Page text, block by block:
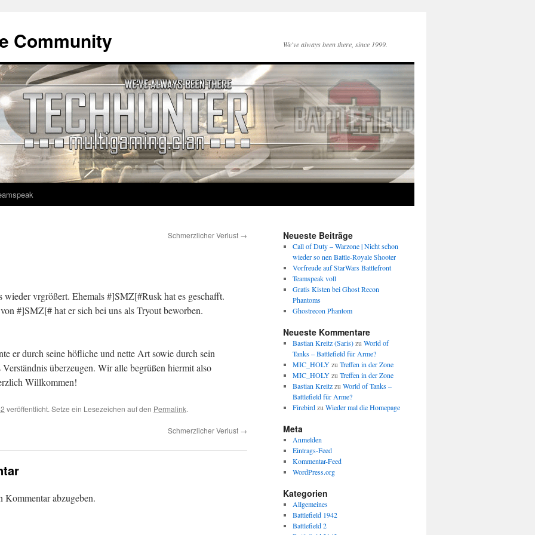
Community We've always been there, since 1999.
Schmerzlicher Verlust →
vrgrößert. Ehemals #]SMZ[#Rusk hat es geschafft.
#]SMZ[# hat er sich bei uns als Tryout beworben.
er durch seine höfliche und nette Art sowie durch sein
überzeugen. Wir alle begrüßen hiermit also
Willkommen!
veröffentlicht. Setze ein Lesezeichen auf den Permalink.
Schmerzlicher Verlust →
Kommentar abzugeben.
Neueste Beiträge
Call of Duty – Warzone | Nicht schon
wieder so nen Battle-Royale Shooter
Vorfreude auf StarWars Battlefront
Teamspeak voll
Gratis Kisten bei Ghost Recon
Phantoms
Ghostrecon Phantom
Neueste Kommentare
Bastian Kreitz (Saris)zu World of
Tanks – Battlefield für Arme?
MIC_HOLYzu Treffen in der Zone
MIC_HOLYzu Treffen in der Zone
Bastian Kreitzzu World of Tanks –
Battlefield für Arme?
Firebirdzu Wieder mal die Homepage
Meta
Anmelden
Eintrags-Feed
Kommentar-Feed
WordPress.org
Kategorien
Allgemeines
Battlefield 1942
Battlefield 2